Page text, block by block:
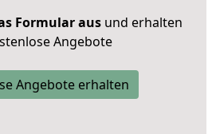
Formular ausund erhalten
Angebote
Angebote erhalten